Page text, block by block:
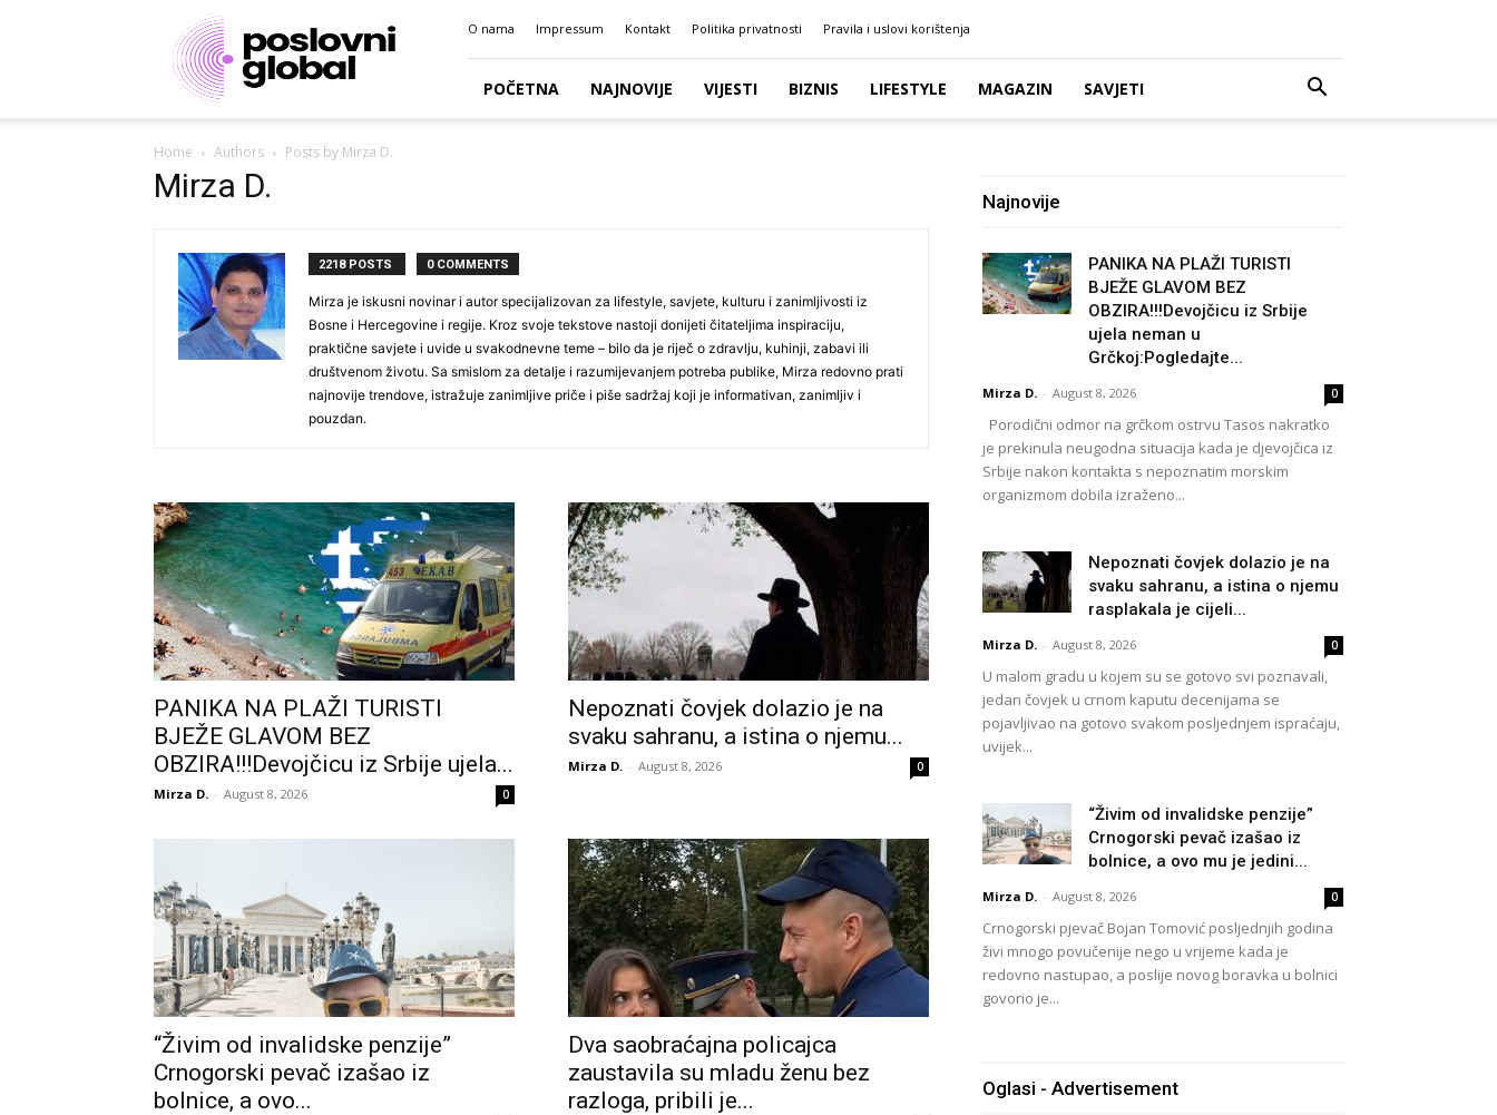
Poslovni
portal
O nama Impressum Kontakt Politika privatnosti Pravila i uslovi korištenja
POČETNA NAJNOVIJE VIJESTI BIZNIS LIFESTYLE MAGAZIN SAVJETI
Home Authors Posts by Mirza D.
Mirza D.
2218 POSTS 0 COMMENTS
Mirza je iskusni novinar i autor specijalizovan za lifestyle, savjete, kulturu i zanimljivosti iz
Bosne i Hercegovine i regije. Kroz svoje tekstove nastoji donijeti čitateljima inspiraciju,
praktične savjete i uvide u svakodnevne teme – bilo da je riječ o zdravlju, kuhinji, zabavi ili
društvenom životu. Sa smislom za detalje i razumijevanjem potreba publike, Mirza redovno prati
najnovije trendove, istražuje zanimljive priče i piše sadržaj koji je informativan, zanimljiv i
pouzdan.
PANIKA NA PLAŽI TURISTI
BJEŽE GLAVOM BEZ
OBZIRA!!!Devojčicu iz Srbije ujela...
Mirza D. - August 8, 2026 0
Nepoznati čovjek dolazio je na
svaku sahranu, a istina o njemu...
Mirza D. - August 8, 2026 0
“Živim od invalidske penzije”
Crnogorski pevač izašao iz
bolnice, a ovo...
Dva saobraćajna policajca
zaustavila su mladu ženu bez
razloga, pribili je...
Najnovije
PANIKA NA PLAŽI TURISTI
BJEŽE GLAVOM BEZ
OBZIRA!!!Devojčicu iz Srbije
ujela neman u
Grčkoj:Pogledajte...
Mirza D. - August 8, 2026 0
Porodični odmor na grčkom ostrvu Tasos nakratko
je prekinula neugodna situacija kada je djevojčica iz
Srbije nakon kontakta s nepoznatim morskim
organizmom dobila izraženo...
Nepoznati čovjek dolazio je na
svaku sahranu, a istina o njemu
rasplakala je cijeli...
Mirza D. - August 8, 2026 0
U malom gradu u kojem su se gotovo svi poznavali,
jedan čovjek u crnom kaputu decenijama se
pojavljivao na gotovo svakom posljednjem ispraćaju,
uvijek...
“Živim od invalidske penzije”
Crnogorski pevač izašao iz
bolnice, a ovo mu je jedini...
Mirza D. - August 8, 2026 0
Crnogorski pjevač Bojan Tomović posljednjih godina
živi mnogo povučenije nego u vrijeme kada je
redovno nastupao, a poslije novog boravka u bolnici
govorio je...
Oglasi - Advertisement